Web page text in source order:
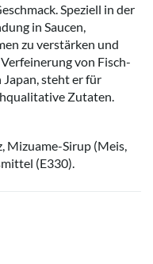
Speziell in der
in Saucen,
zu verstärken und
von Fisch-
steht er für
Zutaten.
Mizuame-Sirup (Meis,
(E330).